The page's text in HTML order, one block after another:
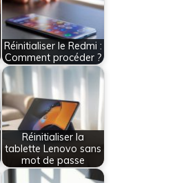
Réinitialiser le Redmi :
Comment procéder ?
Réinitialiser la
tablette Lenovo sans
mot de passe